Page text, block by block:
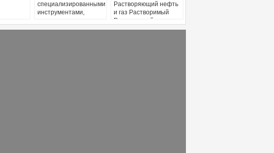
специализированными
инструментами,
гидравлическом
Растворяющий нефть
и газ Растворимый
Растворимый